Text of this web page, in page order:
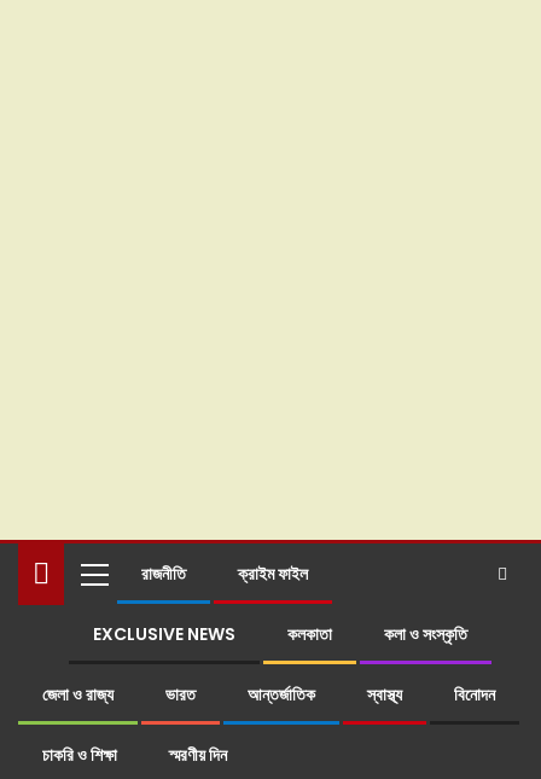
রাজনীতি ক্রাইম ফাইল
EXCLUSIVE NEWS কলকাতা কলা ও সংস্কৃতি
জেলা ও রাজ্য ভারত আন্তর্জাতিক স্বাস্থ্য বিনোদন
চাকরি ও শিক্ষা স্মরণীয় দিন